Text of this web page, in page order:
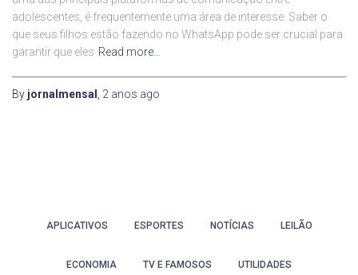
adolescentes, é frequentemente uma área de interesse. Saber o
que seus filhos estão fazendo no WhatsApp pode ser crucial para
garantir que eles Read more…
By jornalmensal 2 anos ago
APLICATIVOS ESPORTES NOTÍCIAS LEILÃO
ECONOMIA TV E FAMOSOS UTILIDADES